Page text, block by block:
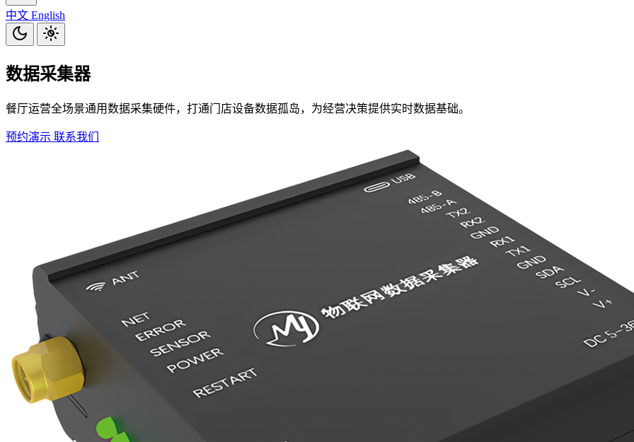
中文 English
数据采集器
餐厅运营全场景通用数据采集硬件，打通门店设备数据孤岛，为经营决策提供实时数据基础。
预约演示 联系我们